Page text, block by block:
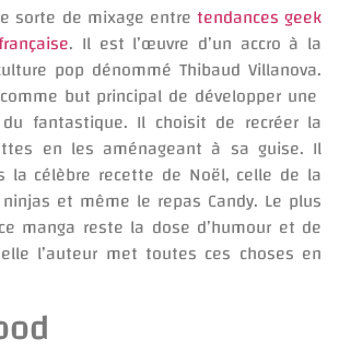
sorte de mixage entre tendances geek
. Il est l’œuvre d’un accro à la
pop dénommé Thibaud Villanova.
but principal de développer une
fantastique. Il choisit de recréer la
en les aménageant à sa guise. Il
la célèbre recette de Noël, celle de la
et même le repas Candy. Le plus
manga reste la dose d’humour et de
l’auteur met toutes ces choses en